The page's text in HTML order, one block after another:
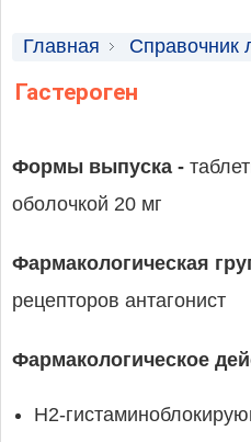
Главная
Справочник
Лекарственные средства
Гастероген
Формы выпуска -
оболочкой 20 мг
Фармакологическая
рецепторов антагонист
Фармакологическое
H2-